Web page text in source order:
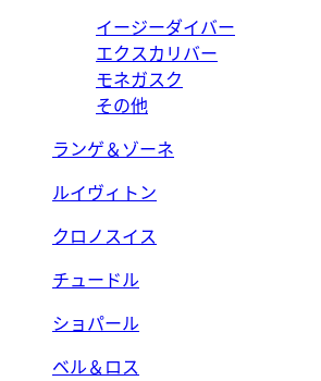
イージーダイバー
エクスカリバー
モネガスク
その他
ランゲ＆ゾーネ
ルイヴィトン
クロノスイス
チュードル
ショパール
ベル＆ロス